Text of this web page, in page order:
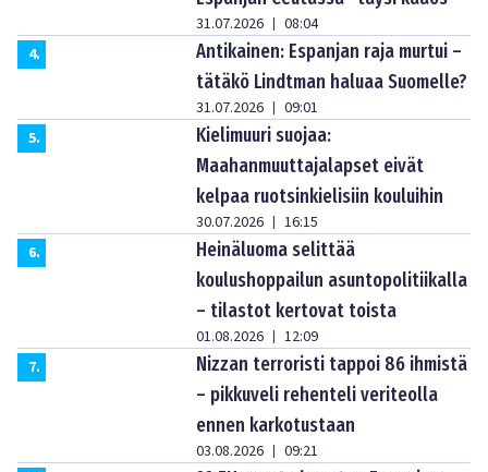
31.07.2026 | 08:04
4.
Antikainen: Espanjan raja murtui –
tätäkö Lindtman haluaa Suomelle?
31.07.2026 | 09:01
5.
Kielimuuri suojaa:
Maahanmuuttajalapset eivät
kelpaa ruotsinkielisiin kouluihin
30.07.2026 | 16:15
6.
Heinäluoma selittää
koulushoppailun asuntopolitiikalla
– tilastot kertovat toista
01.08.2026 | 12:09
7.
Nizzan terroristi tappoi 86 ihmistä
– pikkuveli rehenteli veriteolla
ennen karkotustaan
03.08.2026 | 09:21